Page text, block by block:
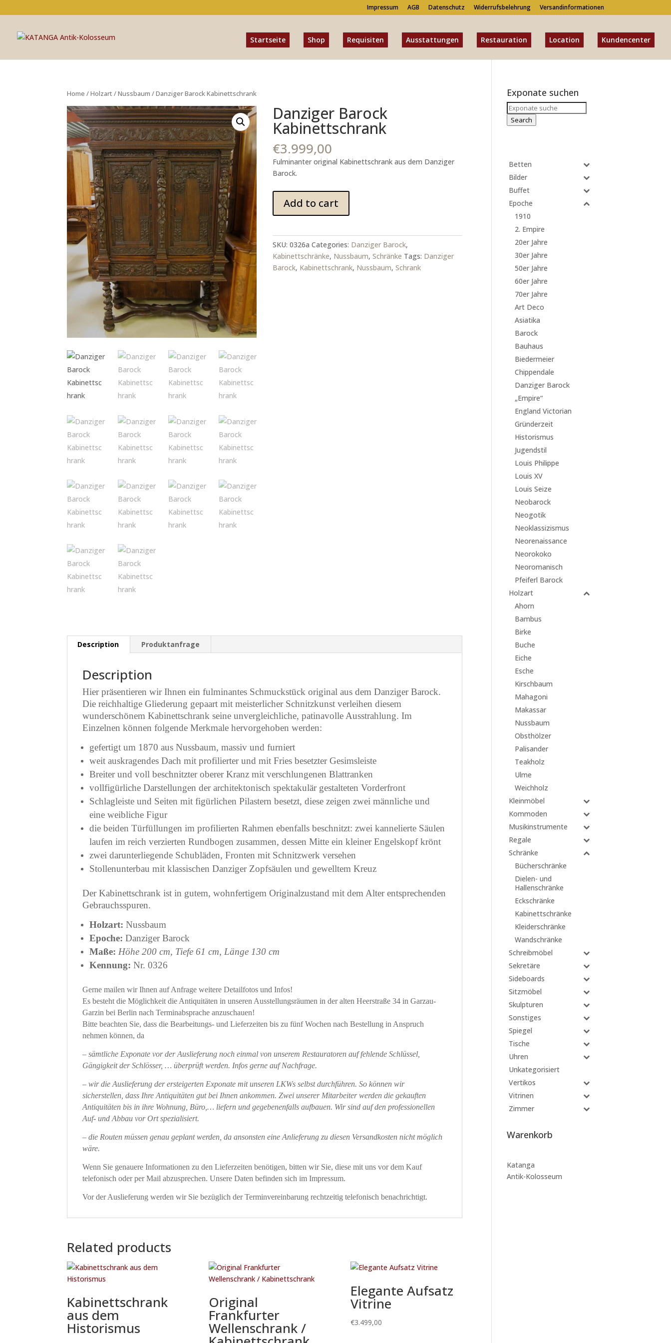
Impressum AGB Datenschutz Widerrufsbelehrung Versandinformationen
Startseite Shop Requisiten Ausstattungen Restauration Location Kundencenter
Home /Holzart/Nussbaum / Danziger Barock Kabinettschrank
Danziger Barock
Kabinettschrank
€3.999,00
Fulminanter original Kabinettschrank aus dem Danziger
Barock.
Barock
Kabinettschrank
Add to cart
SKU:0326a Categories: Danziger Barock,
Kabinettschränke, Nussbaum,Schränke Tags: Danziger
Barock, Kabinettschrank, Nussbaum,Schrank
Description Produktanfrage
Description
Hier präsentieren wir Ihnen ein fulminantes Schmuckstück original aus dem Danziger Barock.
Die reichhaltige Gliederung gepaart mit meisterlicher Schnitzkunst verleihen diesem
wunderschönem Kabinettschrank seine unvergleichliche, patinavolle Ausstrahlung. Im
Einzelnen können folgende Merkmale hervorgehoben werden:
gefertigt um 1870 aus Nussbaum, massiv und furniert
weit auskragendes Dach mit profilierter und mit Fries besetzter Gesimsleiste
Breiter und voll beschnitzter oberer Kranz mit verschlungenen Blattranken
vollfigürliche Darstellungen der architektonisch spektakulär gestalteten Vorderfront
Schlagleiste und Seiten mit figürlichen Pilastern besetzt, diese zeigen zwei männliche und
eine weibliche Figur
die beiden Türfüllungen im profilierten Rahmen ebenfalls beschnitzt: zwei kannelierte Säulen
laufen im reich verzierten Rundbogen zusammen, dessen Mitte ein kleiner Engelskopf krönt
zwei darunterliegende Schubläden, Fronten mit Schnitzwerk versehen
Stollenunterbau mit klassischen Danziger Zopfsäulen und gewelltem Kreuz
Der Kabinettschrank ist in gutem, wohnfertigem Originalzustand mit dem Alter entsprechenden
Gebrauchsspuren.
Holzart:Nussbaum
Epoche:Danziger Barock
Maße: Höhe 200 cm, Tiefe 61 cm, Länge 130 cm
Kennung:Nr. 0326
Gerne mailen wir Ihnen auf Anfrage weitere Detailfotos und Infos!
Es besteht die Möglichkeit die Antiquitäten in unseren Ausstellungsräumen in der alten Heerstraße 34 in Garzau-
Garzin bei Berlin nach Terminabsprache anzuschauen!
Bitte beachten Sie, dass die Bearbeitungs- und Lieferzeiten bis zu fünf Wochen nach Bestellung in Anspruch
nehmen können, da
– sämtliche Exponate vor der Auslieferung noch einmal von unserem Restauratoren auf fehlende Schlüssel,
Gängigkeit der Schlösser, … überprüft werden. Infos gerne auf Nachfrage.
– wir die Auslieferung der ersteigerten Exponate mit unseren LKWs selbst durchführen. So können wir
sicherstellen, dass Ihre Antiquitäten gut bei Ihnen ankommen. Zwei unserer Mitarbeiter werden die gekauften
Antiquitäten bis in ihre Wohnung, Büro,… liefern und gegebenenfalls aufbauen. Wir sind auf den professionellen
Auf- und Abbau vor Ort spezialisiert.
– die Routen müssen genau geplant werden, da ansonsten eine Anlieferung zu diesen Versandkosten nicht möglich
wäre.
Wenn Sie genauere Informationen zu den Lieferzeiten benötigen, bitten wir Sie, diese mit uns vor dem Kauf
telefonisch oder per Mail abzusprechen. Unsere Daten befinden sich im Impressum.
Vor der Auslieferung werden wir Sie bezüglich der Terminvereinbarung rechtzeitig telefonisch benachrichtigt.
Related products
Kabinettschrank
aus dem
Historismus
Original
Frankfurter
Wellenschrank /
Elegante Aufsatz
Vitrine
€3.499,00
Exponate suchen
Search
for:
Search
Betten
Bilder
Buffet
Epoche
1910
2. Empire
20er Jahre
30er Jahre
50er Jahre
60er Jahre
70er Jahre
Art Deco
Asiatika
Barock
Bauhaus
Biedermeier
Chippendale
Danziger Barock
„Empire“
England Victorian
Gründerzeit
Historismus
Jugendstil
Louis Philippe
Louis XV
Louis Seize
Neobarock
Neogotik
Neoklassizismus
Neorenaissance
Neorokoko
Neoromanisch
Pfeiferl Barock
Holzart
Ahorn
Bambus
Birke
Buche
Eiche
Esche
Kirschbaum
Mahagoni
Makassar
Nussbaum
Obsthölzer
Palisander
Teakholz
Ulme
Weichholz
Kleinmöbel
Kommoden
Musikinstrumente
Regale
Schränke
Bücherschränke
Dielen- und
Hallenschränke
Eckschränke
Kabinettschränke
Kleiderschränke
Wandschränke
Schreibmöbel
Sekretäre
Sideboards
Sitzmöbel
Skulpturen
Sonstiges
Spiegel
Tische
Uhren
Unkategorisiert
Vertikos
Vitrinen
Zimmer
Warenkorb
Katanga
Antik-Kolosseum